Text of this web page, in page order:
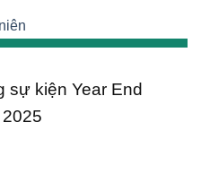
sự kiện Year End